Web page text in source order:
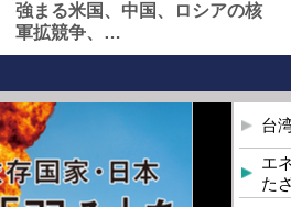
強まる米国、中国、ロシアの核
軍拡競争、…
台
エ
た